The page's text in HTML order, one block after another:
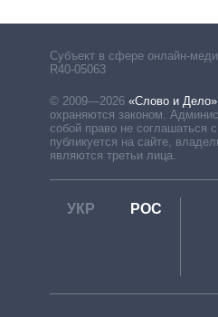
Субъект в сфере онлайн-
R40-05063
© 2009—2026 «Слово и Дело»
охраняются законом.
собой право не соглашаться
публикуется на сайте,
являются третьи лица.
УКР РОС